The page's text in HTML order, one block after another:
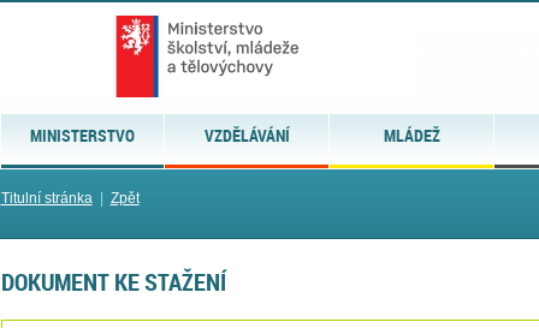
MINISTERSTVO VZDĚLÁVÁNÍ MLÁDEŽ
Titulní stránka| Zpět
DOKUMENT KE STAŽENÍ